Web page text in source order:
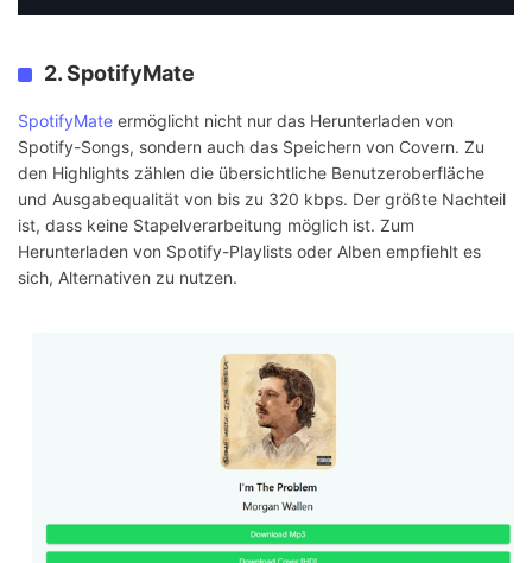
2. SpotifyMate
SpotifyMate ermöglicht nicht nur das Herunterladen von
Spotify-Songs, sondern auch das Speichern von Covern. Zu
den Highlights zählen die übersichtliche Benutzeroberfläche
und Ausgabequalität von bis zu 320 kbps. Der größte Nachteil
ist, dass keine Stapelverarbeitung möglich ist. Zum
Herunterladen von Spotify-Playlists oder Alben empfiehlt es
sich, Alternativen zu nutzen.